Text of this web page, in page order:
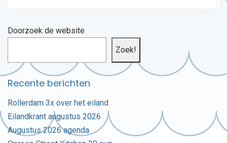
Doorzoek de website
Zoek!
Recente berichten
Rollerdam 3x over het eiland
Eilandkrant augustus 2026
Augustus 2026 agenda